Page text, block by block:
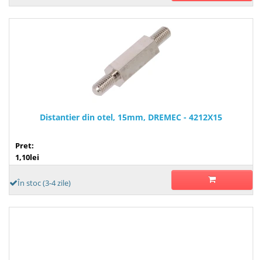
Distantier din otel, 15mm, DREMEC - 4212X15
Pret:
1,10lei
În stoc (3-4 zile)